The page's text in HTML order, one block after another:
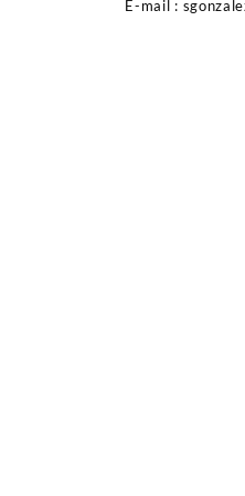
E-mail :